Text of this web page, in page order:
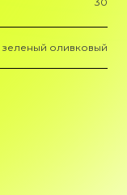
зеленый оливковый